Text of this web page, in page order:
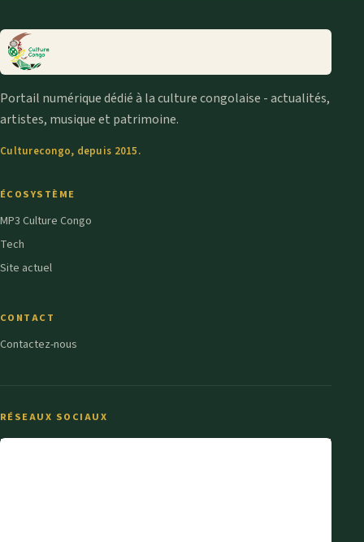
Portail numérique dédié à la culture congolaise - actualités,
artistes, musique et patrimoine.
Culturecongo, depuis 2015.
ÉCOSYSTÈME
MP3 Culture Congo
Tech
Site actuel
CONTACT
Contactez-nous
RÉSEAUX SOCIAUX